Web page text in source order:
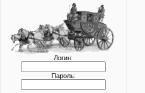
Логин:
Пароль: